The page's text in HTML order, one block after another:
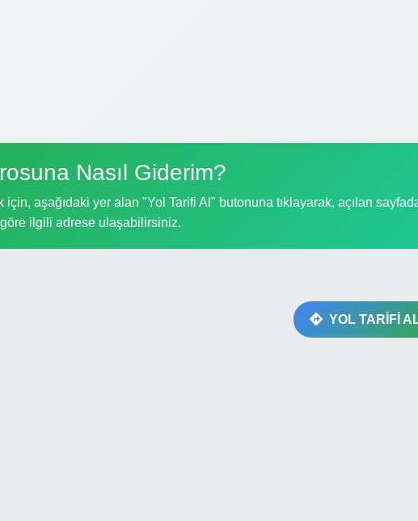
Nasıl Giderim?
aşağıdaki yer alan "Yol Tarifi Al" butonuna tıklayarak, açılan
ilgili adrese ulaşabilirsiniz.
YOL TARİFİ